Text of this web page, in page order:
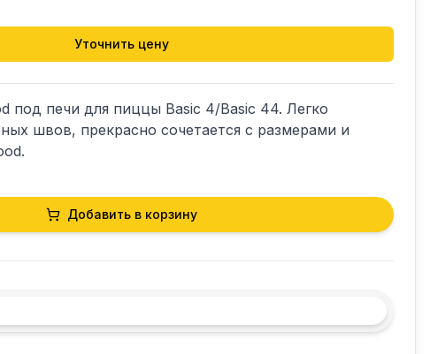
Уточнить цену
под печи для пиццы Basic 4/Basic 44. Легко
швов, прекрасно сочетается с размерами и
Добавить в корзину